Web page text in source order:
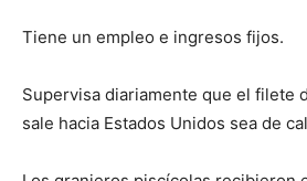
Tiene un empleo e ingresos fijos.
Supervisa diariamente que el filete
sale hacia Estados Unidos sea de